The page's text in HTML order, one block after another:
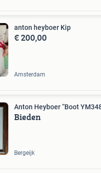
anton heyboer Kip
€ 200,00
Amsterdam
Anton Heyboer “Boot
Bieden
Bergeijk